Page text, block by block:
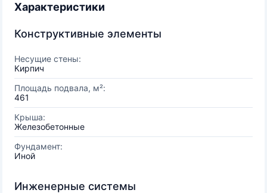
Характеристики
Конструктивные элементы
Несущие стены:
Кирпич
Площадь подвала, м²:
461
Крыша:
Железобетонные
Фундамент:
Иной
Инженерные системы